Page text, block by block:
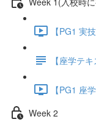
【PG1 実
【座学テ
【PG1 座
Week 2